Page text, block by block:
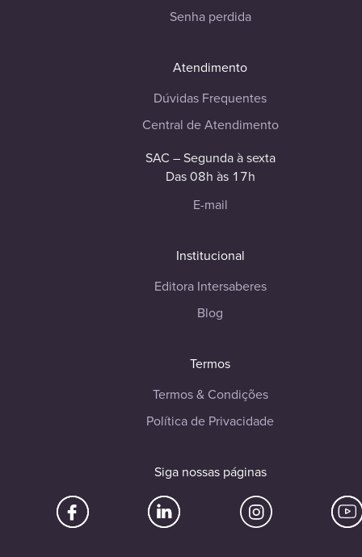
Senha perdida
Atendimento
Dúvidas Frequentes
Central de Atendimento
SAC – Segunda à sexta
Das 08h às 17h
E-mail
Institucional
Editora Intersaberes
Blog
Termos
Termos & Condições
Política de Privacidade
Siga nossas páginas